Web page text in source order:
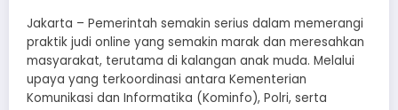
Jakarta – Pemerintah semakin serius dalam memerangi
praktik judi online yang semakin marak dan meresahkan
masyarakat, terutama di kalangan anak muda. Melalui
upaya yang terkoordinasi antara Kementerian
Komunikasi dan Informatika (Kominfo), Polri, serta